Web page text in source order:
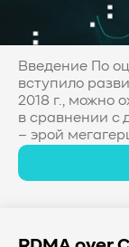
#Western Digital
#Безопасность
#Kioxia
Введение По
вступило
2018 г., можно
в сравнении
– эрой